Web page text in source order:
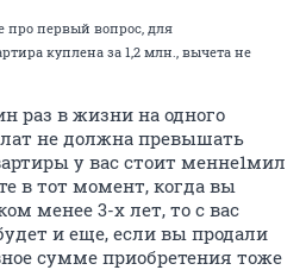
про первый вопрос, для
куплена за 1,2 млн., вычета не
раз в жизни на одного
не должна превышать
у вас стоит менне1мил
в тот момент, когда вы
менее 3-х лет, то с вас
и еще, если вы продали
сумме приобретения тоже